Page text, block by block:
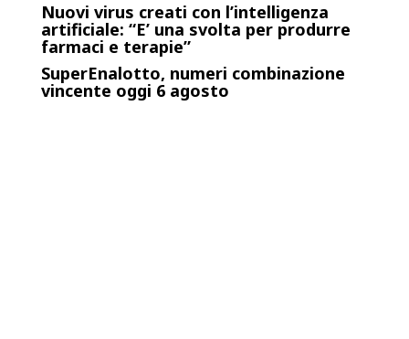
Nuovi virus creati con l’intelligenza
artificiale: “E’ una svolta per produrre
farmaci e terapie”
SuperEnalotto, numeri combinazione
vincente oggi 6 agosto